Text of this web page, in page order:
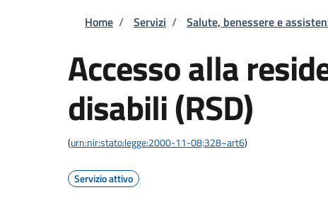
Briciole di pane
Home / Servizi / Salute, benessere e
Accesso alla
disabili (RSD)
(urn:nir:stato:legge:2000-11-08;328~art6)
Servizio attivo